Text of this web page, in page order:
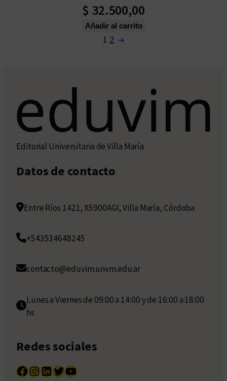
$ 32.500,00
Añadir al carrito
1 2 →
Editorial Universitaria de Villa María
Datos de contacto
Entre Ríos 1421, X5900AGI, Villa María, Córdoba
+543534648245
contacto@eduvim.unvm.edu.ar
Lunes a Viernes de 09:00 a 14:00 y de 16:00 a 18:00
hs
Redes sociales
Facebook InstagramLinkedIn Twitter YouTube